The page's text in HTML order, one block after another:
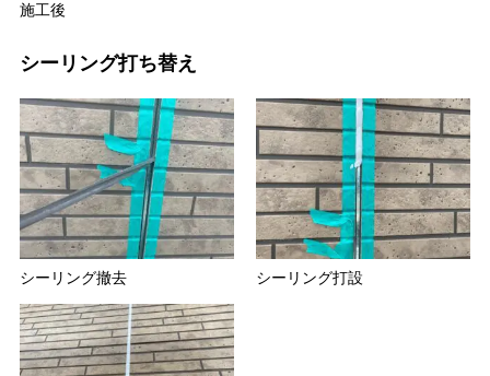
施工後
シーリング打ち替え
シーリング撤去 シーリング打設